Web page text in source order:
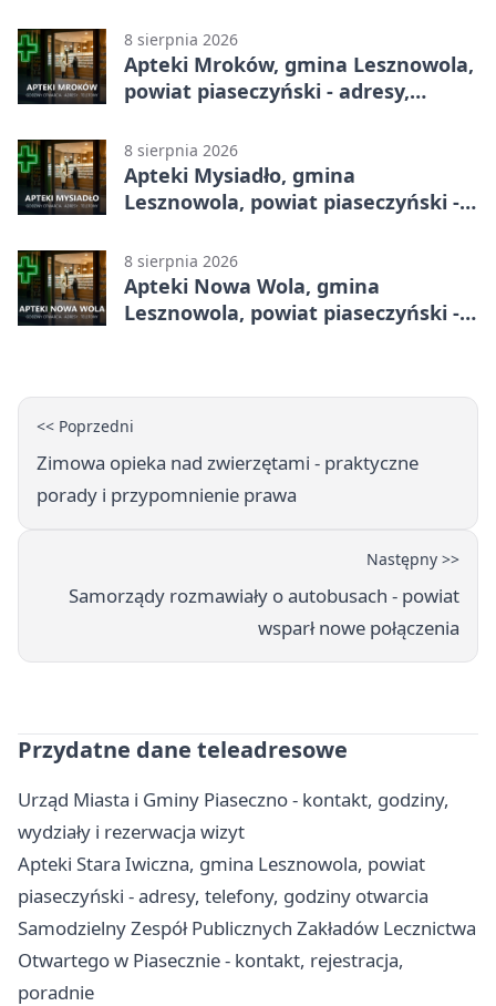
8 sierpnia 2026
Apteki Mroków, gmina Lesznowola,
powiat piaseczyński - adresy,
8 sierpnia 2026
Apteki Mysiadło, gmina
Lesznowola, powiat piaseczyński -
8 sierpnia 2026
Apteki Nowa Wola, gmina
Lesznowola, powiat piaseczyński -
<< Poprzedni
Zimowa opieka nad zwierzętami - praktyczne
porady i przypomnienie prawa
Następny >>
Samorządy rozmawiały o autobusach - powiat
wsparł nowe połączenia
Przydatne dane teleadresowe
Urząd Miasta i Gminy Piaseczno - kontakt, godziny,
wydziały i rezerwacja wizyt
Apteki Stara Iwiczna, gmina Lesznowola, powiat
piaseczyński - adresy, telefony, godziny otwarcia
Samodzielny Zespół Publicznych Zakładów Lecznictwa
Otwartego w Piasecznie - kontakt, rejestracja,
poradnie